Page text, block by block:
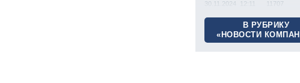
30.11.2024 12:11 11707
В РУБРИКУ
«НОВОСТИ